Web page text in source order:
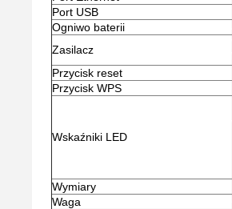
Port USB
Ogniwo baterii
Zasilacz
Przycisk reset
Przycisk WPS
Wskaźniki LED
Wymiary
Waga